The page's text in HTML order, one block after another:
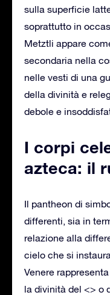
sulla superficie
soprattutto in
Metztli appare
secondaria nella
nelle vesti di una
della divinità e
debole e
I corpi
azteca: il
Il pantheon di
differenti, sia in
relazione alla
cielo che si
Venere
la divinità del <> o